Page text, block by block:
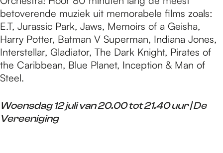
betoverende muziek uit memorabele films zoals:
E.T, Jurassic Park, Jaws, Memoirs of a Geisha,
Harry Potter, Batman V Superman, Indiana Jones,
Interstellar, Gladiator, The Dark Knight, Pirates of
the Caribbean, Blue Planet, Inception & Man of
Steel.
Woensdag 12 juli van 20.00 tot 21.40 uur | De
Vereeniging